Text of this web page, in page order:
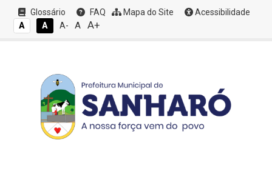
Glossário FAQ Mapa do Site
Acessibilidade
A
A A- A A+